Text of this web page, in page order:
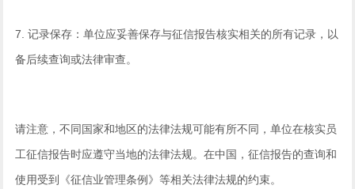
7. 记录保存：单位应妥善保存与征信报告核实相关的所有记录，以
备后续查询或法律审查。
请注意，不同国家和地区的法律法规可能有所不同，单位在核实员
工征信报告时应遵守当地的法律法规。在中国，征信报告的查询和
使用受到《征信业管理条例》等相关法律法规的约束。